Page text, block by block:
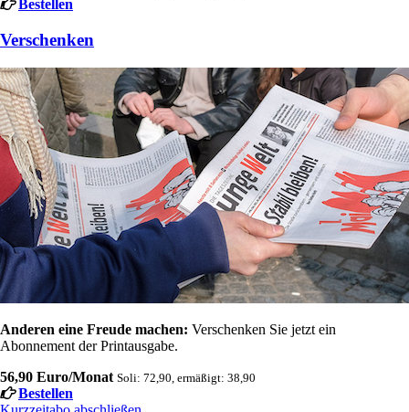
Bestellen
Verschenken
Anderen eine Freude machen: Verschenken Sie jetzt ein
Abonnement der Printausgabe.
56,90 Euro/Monat Soli: 72,90, ermäßigt: 38,90
Bestellen